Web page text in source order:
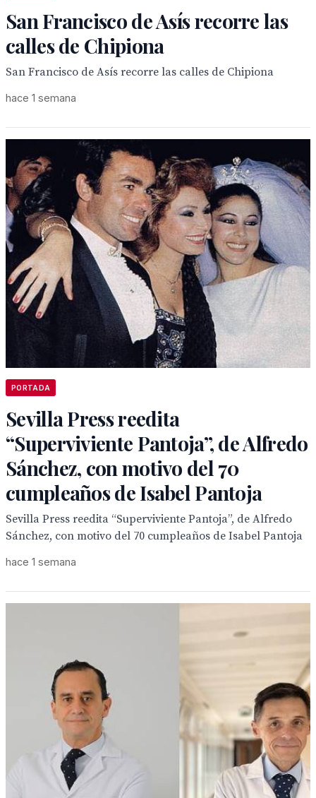
San Francisco de Asís recorre las
calles de Chipiona
San Francisco de Asís recorre las calles de Chipiona
hace 1 semana
PORTADA
Sevilla Press reedita
“Superviviente Pantoja”, de Alfredo
Sánchez, con motivo del 70
cumpleaños de Isabel Pantoja
Sevilla Press reedita “Superviviente Pantoja”, de Alfredo
Sánchez, con motivo del 70 cumpleaños de Isabel Pantoja
hace 1 semana